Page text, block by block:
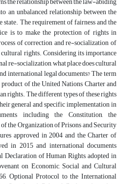
an unbalanced relationship between the
The requirement of fairness and the
is to make the protection of rights in
of correction and re-socialization of
rights. Considering its importance
re-socialization, what place does cultural
international legal documents? The term
of the United Nations Charter and
rights. The different types of these rights
general and specific implementation in
including the Constitution, the
the Organization of Prisons and Security
approved in 2004 and the Charter of
in 2015 and international documents
of Human Rights, adopted in
on Economic, Social and Cultural
Optional Protocol to the International